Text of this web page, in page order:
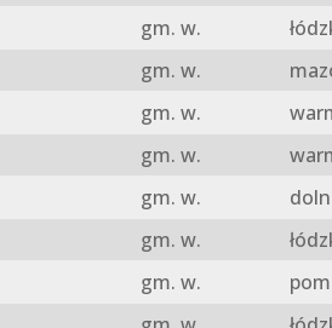
gm. w.
gm. w.
gm. w.
gm. w.
gm. w.
gm. w.
gm. w.